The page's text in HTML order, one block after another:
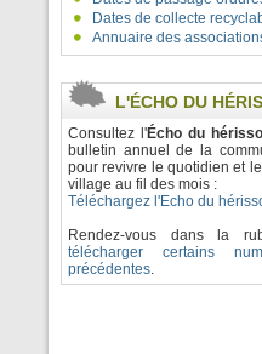
Dates de collecte
Annuaire des
L'ÉCHO DU
Consultez l'Écho du
bulletin annuel de la
pour revivre le quotidien et
village au fil des mois :
Téléchargez l'Echo du
Rendez-vous dans la
télécharger certains
précédentes.